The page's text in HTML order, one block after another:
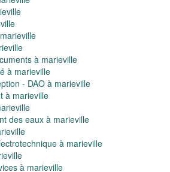
à marieville
à marieville
- DAO à marieville
à marieville
des eaux à marieville
à marieville
à marieville